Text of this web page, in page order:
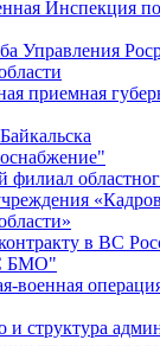
Инспекция
Управления
приемная
в ВС
БМО"
военная
и структура